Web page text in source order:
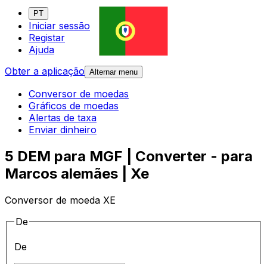
PT
Iniciar sessão
Registar
Ajuda
Obter a aplicação Alternar menu
Conversor de moedas
Gráficos de moedas
Alertas de taxa
Enviar dinheiro
5 DEM para MGF | Converter - para
Marcos alemães | Xe
Conversor de moeda XE
De
De